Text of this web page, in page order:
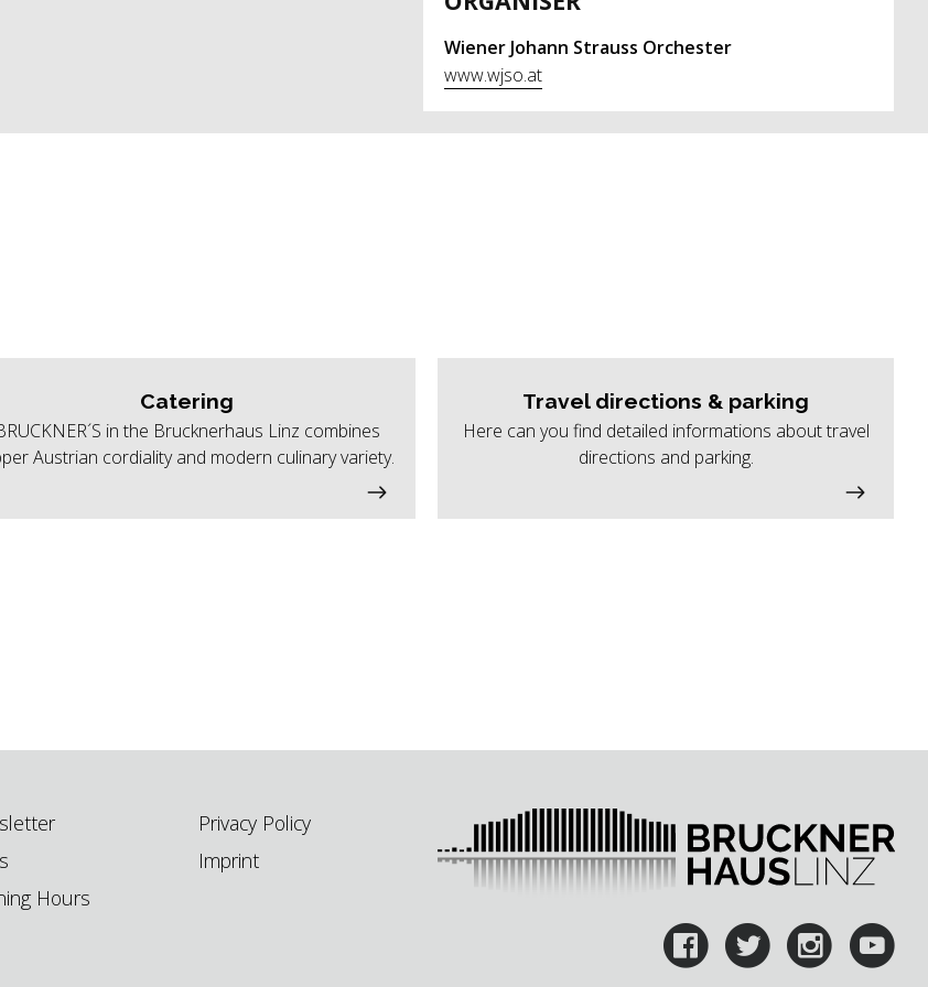
Wiener Johann Strauss Orchester
www.wjso.at
Catering
in the Brucknerhaus Linz combines
Austrian cordiality and modern culinary variety.
Travel directions & parking
Here can you find detailed informations about travel
directions and parking.
Hours
Privacy Policy
Imprint